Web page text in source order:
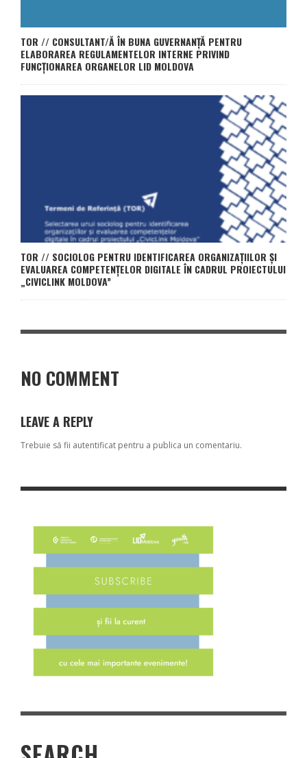
TOR // CONSULTANT/Ă ÎN BUNA GUVERNANȚĂ PENTRU
ELABORAREA REGULAMENTELOR INTERNE PRIVIND
FUNCȚIONAREA ORGANELOR LID MOLDOVA
TOR // SOCIOLOG PENTRU IDENTIFICAREA ORGANIZAȚIILOR ȘI
EVALUAREA COMPETENȚELOR DIGITALE ÎN CADRUL PROIECTULUI
„CIVICLINK MOLDOVA”
NO COMMENT
LEAVE A REPLY
Trebuie să fii autentificat pentru a publica un comentariu.